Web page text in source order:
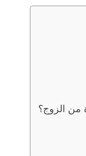
من الزوج؟